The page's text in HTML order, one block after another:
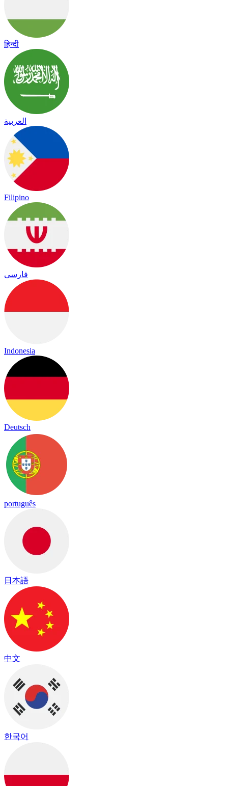
हिन्दी
العربية
Filipino
فارسی
Indonesia
Deutsch
português
日本語
中文
한국어